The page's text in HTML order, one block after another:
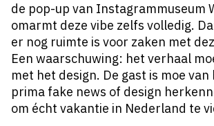
de pop-up van Instagrammuseum
omarmt deze vibe zelfs volledig.
er nog ruimte is voor zaken met
Een waarschuwing: het verhaal
met het design. De gast is moe
prima fake news of design
om écht vakantie in Nederland te